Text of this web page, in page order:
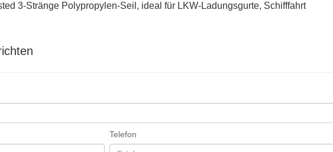
3-Stränge Polypropylen-Seil, ideal für LKW-Ladungsgurte, Schifffahrt
Telefon